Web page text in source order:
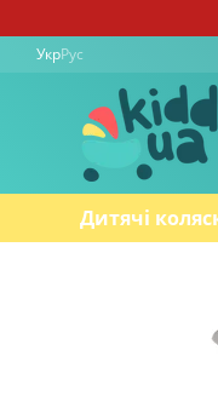
УкрРус
Дитячі